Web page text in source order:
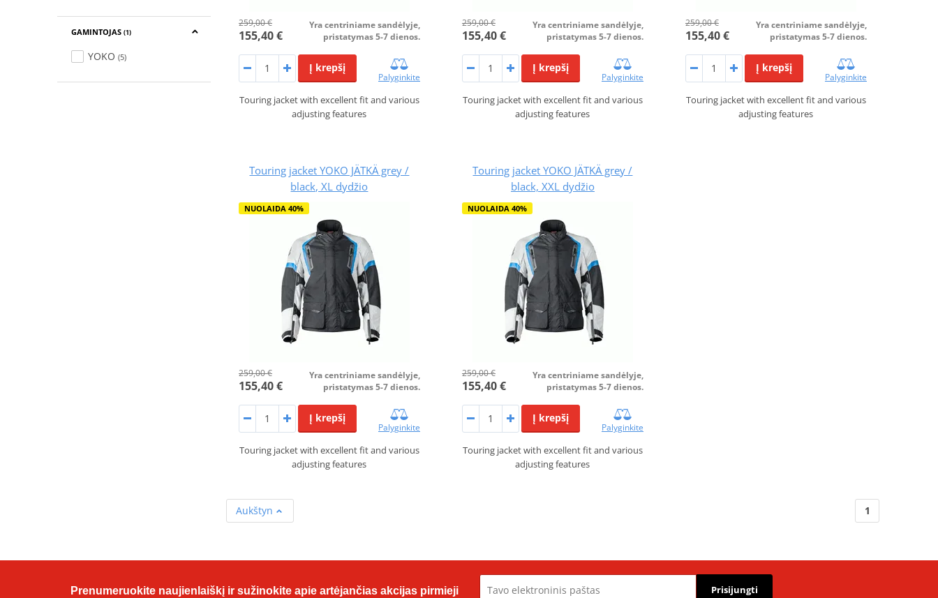
GAMINTOJAS (1)
YOKO (5)
259,00 €
155,40 €
Yra centriniame sandėlyje,
pristatymas 5-7 dienos.
Į krepšį
Palyginkite
Touring jacket with excellent fit and various
adjusting features
259,00 €
155,40 €
Yra centriniame sandėlyje,
pristatymas 5-7 dienos.
Į krepšį
Palyginkite
Touring jacket with excellent fit and various
adjusting features
259,00 €
155,40 €
Yra centriniame sandėlyje,
pristatymas 5-7 dienos.
Į krepšį
Palyginkite
Touring jacket with excellent fit and various
adjusting features
Touring jacket YOKO JÄTKÄ grey /
black, XL dydžio
NUOLAIDA 40%
259,00 €
155,40 €
Yra centriniame sandėlyje,
pristatymas 5-7 dienos.
Į krepšį
Palyginkite
Touring jacket with excellent fit and various
adjusting features
Touring jacket YOKO JÄTKÄ grey /
black, XXL dydžio
NUOLAIDA 40%
259,00 €
155,40 €
Yra centriniame sandėlyje,
pristatymas 5-7 dienos.
Į krepšį
Palyginkite
Touring jacket with excellent fit and various
adjusting features
1
Aukštyn
Prenumeruokite naujienlaiškį ir sužinokite apie artėjančias akcijas pirmieji Prisijungti